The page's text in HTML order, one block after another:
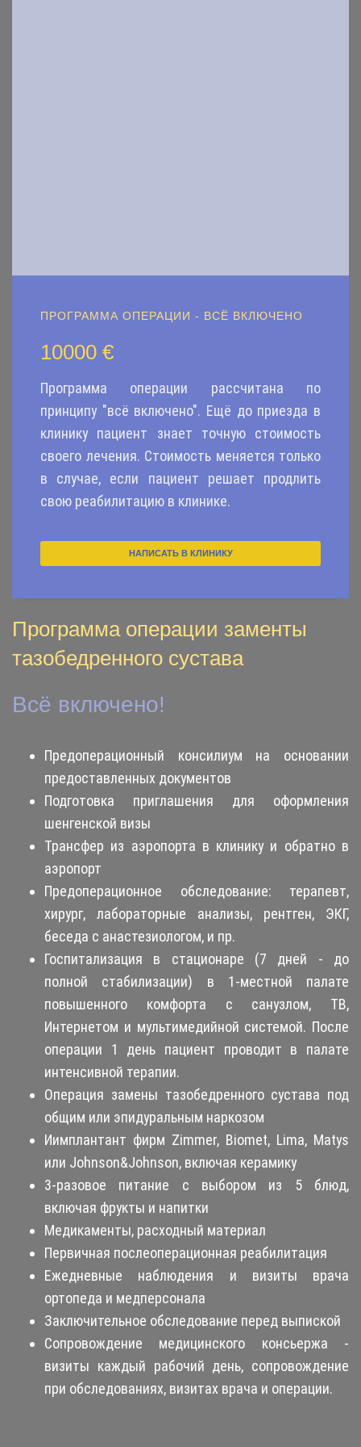
ПРОГРАММА ОПЕРАЦИИ - ВСЁ ВКЛЮЧЕНО
10000 €
Программа операции рассчитана по
принципу "всё включено". Ещё до приезда в
клинику пациент знает точную стоимость
своего лечения. Стоимость меняется только
в случае, если пациент решает продлить
свою реабилитацию в клинике.
НАПИСАТЬ В КЛИНИКУ
Программа операции заменты
тазобедренного сустава
Всё включено!
Предоперационный консилиум на основании
предоставленных документов
Подготовка приглашения для оформления
шенгенской визы
Трансфер из аэропорта в клинику и обратно в
аэропорт
Предоперационное обследование: терапевт,
хирург, лабораторные анализы, рентген, ЭКГ,
беседа с анастезиологом, и пр.
Госпитализация в стационаре (7 дней - до
полной стабилизации) в 1-местной палате
повышенного комфорта с санузлом, ТВ,
Интернетом и мультимедийной системой. После
операции 1 день пациент проводит в палате
интенсивной терапии.
Операция замены тазобедренного сустава под
общим или эпидуральным наркозом
Иимплантант фирм Zimmer, Biomet, Lima, Matys
или Johnson&Johnson, включая керамику
3-разовое питание с выбором из 5 блюд,
включая фрукты и напитки
Медикаменты, расходный материал
Первичная послеоперационная реабилитация
Ежедневные наблюдения и визиты врача
ортопеда и медперсонала
Заключительное обследование перед выпиской
Сопровождение медицинского консьержа -
визиты каждый рабочий день, сопровождение
при обследованиях, визитах врача и операции.